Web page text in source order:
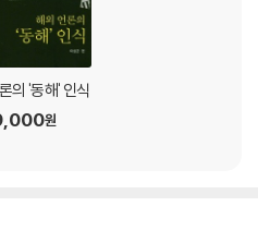
1213, 1214, 1216년
의 '동해' 인식
원